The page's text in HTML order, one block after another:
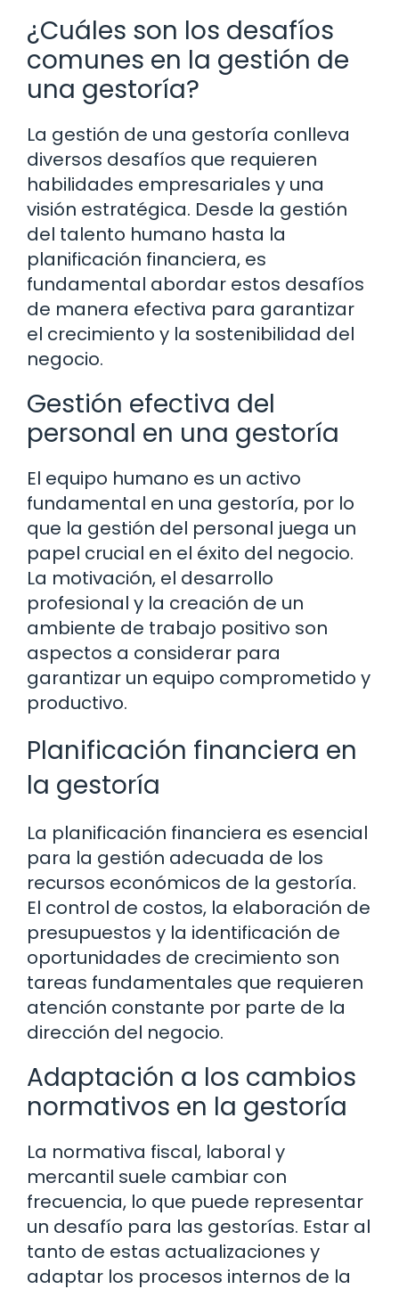
¿Cuáles son los desafíos
comunes en la gestión de
una gestoría?
La gestión de una gestoría conlleva
diversos desafíos que requieren
habilidades empresariales y una
visión estratégica. Desde la gestión
del talento humano hasta la
planificación financiera, es
fundamental abordar estos desafíos
de manera efectiva para garantizar
el crecimiento y la sostenibilidad del
negocio.
Gestión efectiva del
personal en una gestoría
El equipo humano es un activo
fundamental en una gestoría, por lo
que la gestión del personal juega un
papel crucial en el éxito del negocio.
La motivación, el desarrollo
profesional y la creación de un
ambiente de trabajo positivo son
aspectos a considerar para
garantizar un equipo comprometido y
productivo.
Planificación financiera en
la gestoría
La planificación financiera es esencial
para la gestión adecuada de los
recursos económicos de la gestoría.
El control de costos, la elaboración de
presupuestos y la identificación de
oportunidades de crecimiento son
tareas fundamentales que requieren
atención constante por parte de la
dirección del negocio.
Adaptación a los cambios
normativos en la gestoría
La normativa fiscal, laboral y
mercantil suele cambiar con
frecuencia, lo que puede representar
un desafío para las gestorías. Estar al
tanto de estas actualizaciones y
adaptar los procesos internos de la